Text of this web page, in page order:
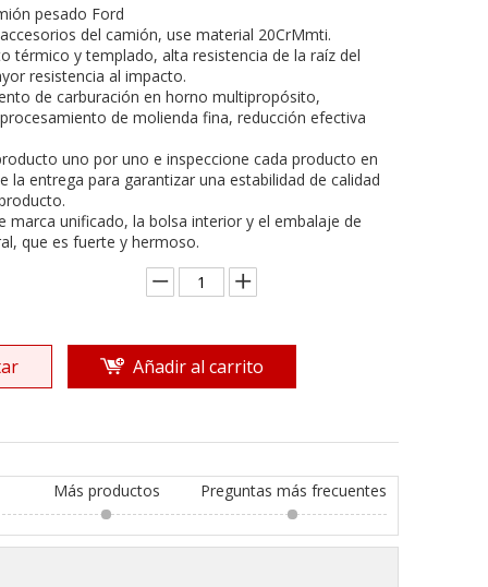
pesado Ford
del camión, use material 20CrMmti.
térmico y templado, alta resistencia de la raíz del
resistencia al impacto.
de carburación en horno multipropósito,
de molienda fina, reducción efectiva
uno por uno e inspeccione cada producto en
la entrega para garantizar una estabilidad de calidad
marca unificado, la bolsa interior y el embalaje de
que es fuerte y hermoso.
Añadir al carrito
Más productos Preguntas más frecuentes